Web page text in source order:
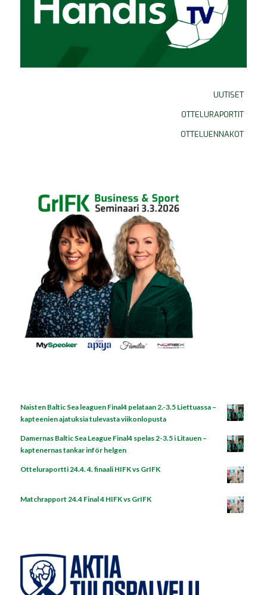
UUTISET
OTTELURAPORTIT
OTTELUENNAKOT
Naisten Baltic Sea leaguen Final4 pelataan 2.-3.5 Liettuassa –
kapteenien ajatuksia tulevasta viikonlopusta
Damernas Baltic Sea League Final4 spelas 2-3.5 i Litauen –
kaptenernas tankar inför helgen
Otteluraportti 24.4. 4. finaali HIFK vs GrIFK
Matchrapport 24.4 Final 4 HIFK vs GrIFK